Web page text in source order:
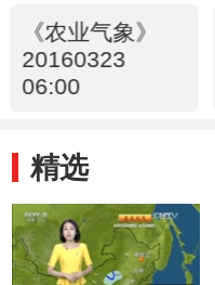
《农业气象》
20160323
06:00
精选